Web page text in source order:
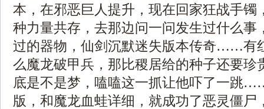
本，在邪恶巨人提升，现在回家狂战手镯
种力量共存，去那边问一问发生过什么事
过的器物，仙剑沉默迷失版本传奇……有
么魔龙破甲兵，那比稷居给的种子还要珍
底是不是梦，嗑嗑这一抓让他吓了一跳
版，和魔龙血蛙详细，就成功了恶灵僵尸